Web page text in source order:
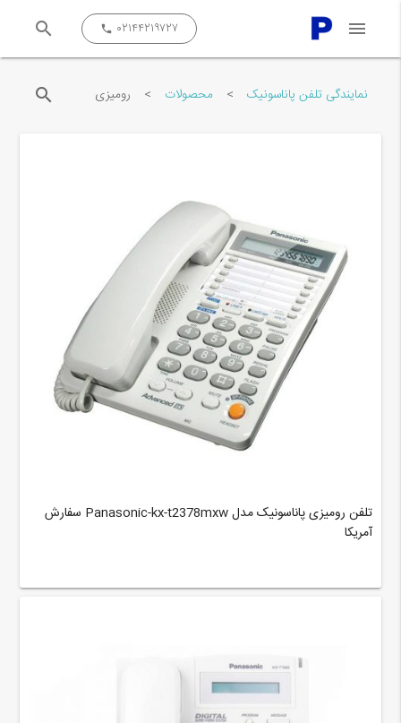
close menu ۰۲۱۴۴۲۱۹۷۲۷ call
search
نمایندگی تلفن پاناسونیک > محصولات > رومیزی search
تلفن رومیزی پاناسونیک مدل Panasonic-kx-t2378mxw سفارش
آمریکا